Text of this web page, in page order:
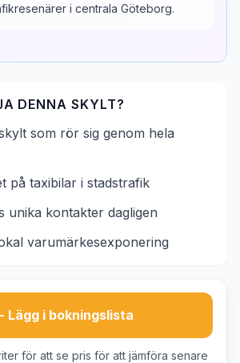
i centrala Göteborg.
DENNA SKYLT?
som rör sig genom hela
på taxibilar i stadstrafik
unika kontakter dagligen
varumärkesexponering
Lägg i bokningslista
för att se pris för att jämföra senare